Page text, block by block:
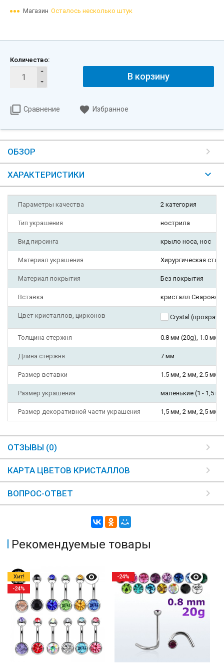
Магазин Осталось несколько штук
Количество:
В корзину
Сравнение Избранное
ОБЗОР
ХАРАКТЕРИСТИКИ
Параметры качества 2 категория
Тип украшения нострила
Вид пирсинга крыло носа, нос
Материал украшения Хирургическая
Материал покрытия Без покрытия
Вставка кристалл
Цвет кристаллов, цирконов Crystal
Толщина стержня 0.8 мм (20g), 1.0 мм
Длина стержня 7 мм
Размер вставки 1.5 мм, 2 мм, 2.5 мм,
Размер украшения маленькие (1 - 1,5
Размер декоративной части украшения 1,5 мм, 2 мм, 2,5 мм
ОТЗЫВЫ (0)
КАРТА ЦВЕТОВ КРИСТАЛЛОВ
ВОПРОС-ОТВЕТ
Рекомендуемые товары
Хит!
-24%
-24%